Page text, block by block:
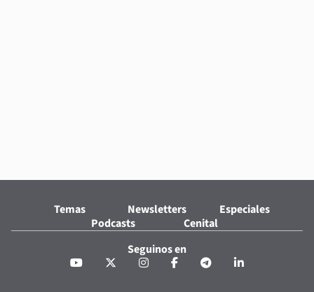
Temas Newsletters
Especiales
Podcasts
Cenital
Seguinos en